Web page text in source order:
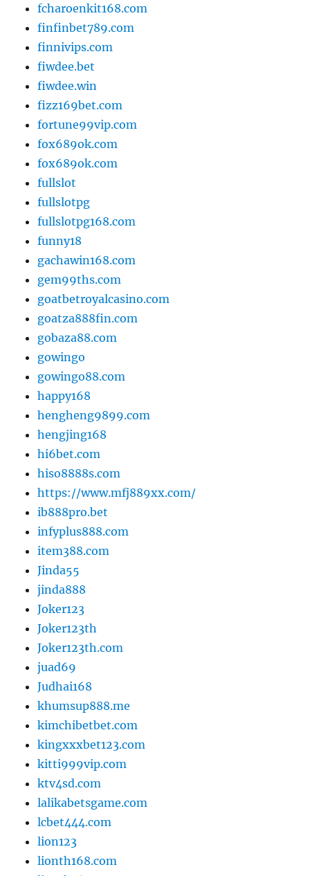
fcharoenkit168.com
finfinbet789.com
finnivips.com
fiwdee.bet
fiwdee.win
fizz169bet.com
fortune99vip.com
fox689ok.com
fox689ok.com
fullslot
fullslotpg
fullslotpg168.com
funny18
gachawin168.com
gem99ths.com
goatbetroyalcasino.com
goatza888fin.com
gobaza88.com
gowingo
gowingo88.com
happy168
hengheng9899.com
hengjing168
hi6bet.com
hiso8888s.com
https://www.mfj889xx.com/
ib888pro.bet
infyplus888.com
item388.com
Jinda55
jinda888
Joker123
Joker123th
Joker123th.com
juad69
Judhai168
khumsup888.me
kimchibetbet.com
kingxxxbet123.com
kitti999vip.com
ktv4sd.com
lalikabetsgame.com
lcbet444.com
lion123
lionth168.com